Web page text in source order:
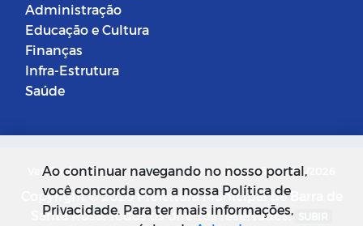
Administração
Educação e Cultura
Finanças
Infra-Estrutura
Saúde
Versão do Sistema: 5.0.268 Data da Versão: 18/03/2026
Copyright © 2026 Prefeitura Municipal de Barra de
Santa Rosa. Todos os direitos reservados.
Ao continuar navegando no nosso portal,
você concorda com a nossa Política de
Privacidade. Para ter mais informações,